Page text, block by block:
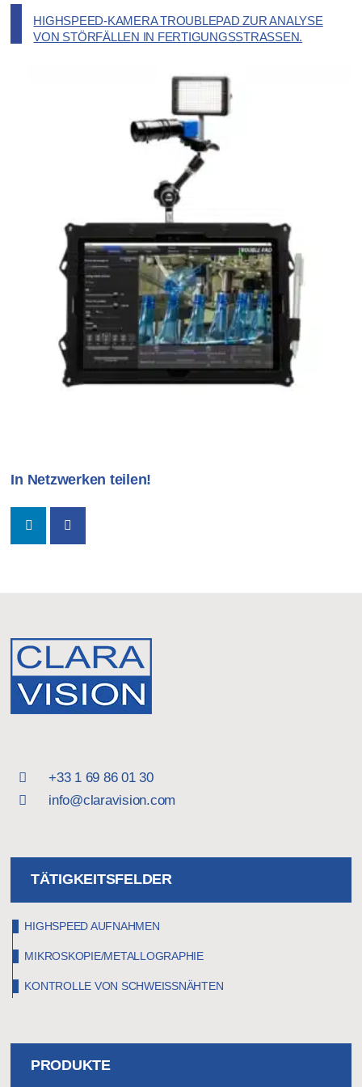
HIGHSPEED-KAMERA TROUBLEPAD ZUR ANALYSE
VON STÖRFÄLLEN IN FERTIGUNGSSTRASSEN.
In Netzwerken teilen!
+33 1 69 86 01 30
info@claravision.com
TÄTIGKEITSFELDER
HIGHSPEED AUFNAHMEN
MIKROSKOPIE/METALLOGRAPHIE
KONTROLLE VON SCHWEISSNÄHTEN
PRODUKTE